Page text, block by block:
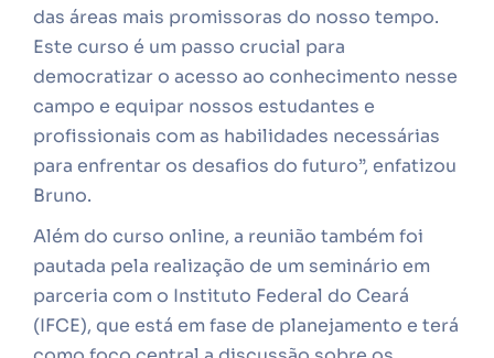
das áreas mais promissoras do nosso tempo.
Este curso é um passo crucial para
democratizar o acesso ao conhecimento nesse
campo e equipar nossos estudantes e
profissionais com as habilidades necessárias
para enfrentar os desafios do futuro”, enfatizou
Bruno.
Além do curso online, a reunião também foi
pautada pela realização de um seminário em
parceria com o Instituto Federal do Ceará
(IFCE), que está em fase de planejamento e terá